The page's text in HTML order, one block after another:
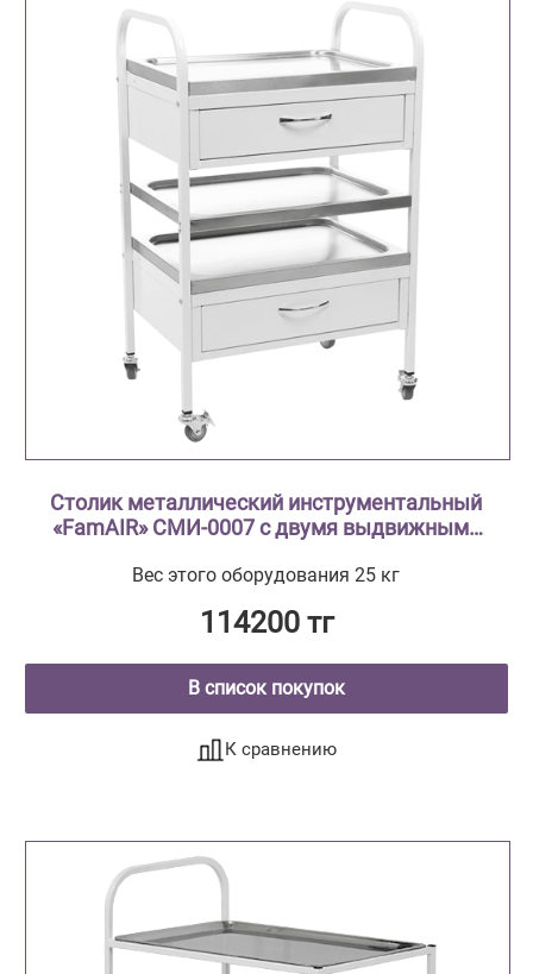
Столик металлический инструментальный
«FamAIR» СМИ-0007 с двумя выдвижными
нержавеющей стали
Вес этого оборудования 25 кг
114200 тг
В список покупок
К сравнению